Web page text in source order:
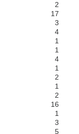
2
17
3
4
1
1
4
1
2
1
2
16
1
3
5